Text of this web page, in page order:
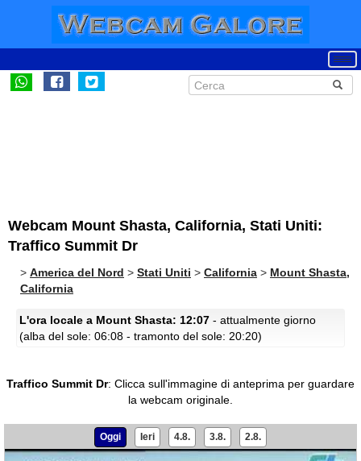
Webcam Mount Shasta, California, Stati Uniti:
Traffico Summit Dr
> America del Nord > Stati Uniti > California > Mount Shasta,
California
L'ora locale a Mount Shasta: 12:07 - attualmente giorno
(alba del sole: 06:08 - tramonto del sole: 20:20)
Traffico Summit Dr: Clicca sull'immagine di anteprima per guardare
la webcam originale.
Oggi Ieri 4.8. 3.8. 2.8.